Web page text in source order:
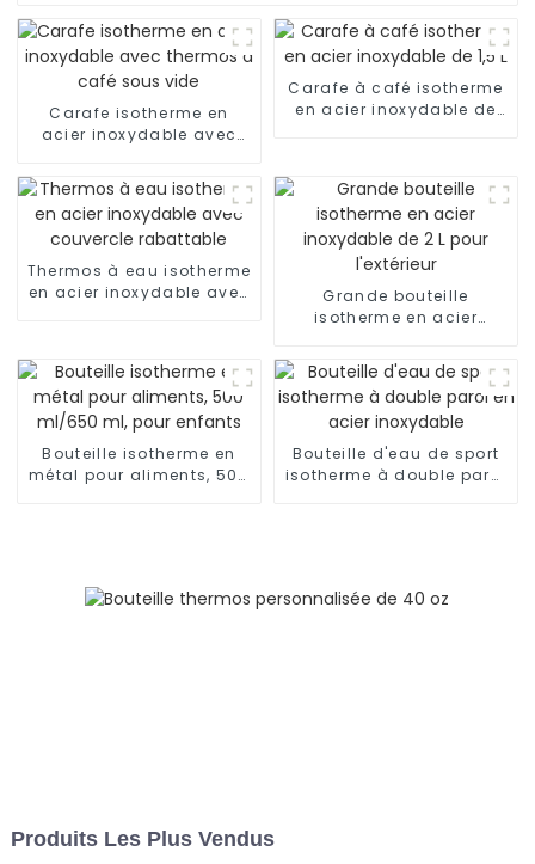
Carafe isotherme en
acier inoxydable avec
Carafe à café isotherme
en acier inoxydable de
Thermos à eau isotherme
en acier inoxydable avec
Grande bouteille
isotherme en acier
l'extérieur
Bouteille isotherme en
métal pour aliments, 500
Bouteille d'eau de sport
isotherme à double paroi
Produits Les Plus Vendus